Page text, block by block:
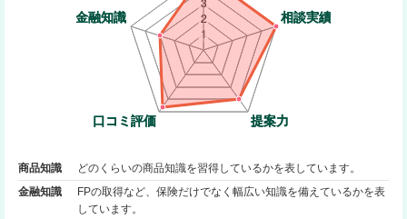
商品知識
どのくらいの商品知識を習得しているかを表しています。
金融知識
FPの取得など、保険だけでなく幅広い知識を備えているかを表
しています。